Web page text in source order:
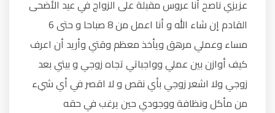
عزيزي ناصح أنا عروس مقبلة على الزواج في عيد الأضحى
القادم إن شاء الله و أنا اعمل من 8 صباحا و حتى 6
مساء وعملي مرهق ويأخذ معظم وقتي وأريد أن اعرف
كيف أوازن بين عملي وواجباتي تجاه زوجي و بيتي بعد
زوجي ولا اشعر زوجي بأي نقص و لا اقصر في أي شيء
من مأكل ونظافة ووجودي حين يرغب في حقه